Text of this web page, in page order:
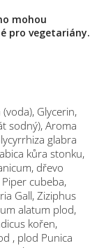
mohou
pro vegetariány.
Glycerin,
sodný), Aroma
glabra
kůra stonku,
dřevo
cubeba,
Gall, Ziziphus
alatum plod,
kořen,
, plod Punica